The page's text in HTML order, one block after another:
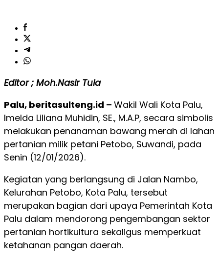
Editor ; Moh.Nasir Tula
Palu, beritasulteng.id – Wakil Wali Kota Palu,
Imelda Liliana Muhidin, SE., M.A.P, secara simbolis
melakukan penanaman bawang merah di lahan
pertanian milik petani Petobo, Suwandi, pada
Senin (12/01/2026).
Kegiatan yang berlangsung di Jalan Nambo,
Kelurahan Petobo, Kota Palu, tersebut
merupakan bagian dari upaya Pemerintah Kota
Palu dalam mendorong pengembangan sektor
pertanian hortikultura sekaligus memperkuat
ketahanan pangan daerah.